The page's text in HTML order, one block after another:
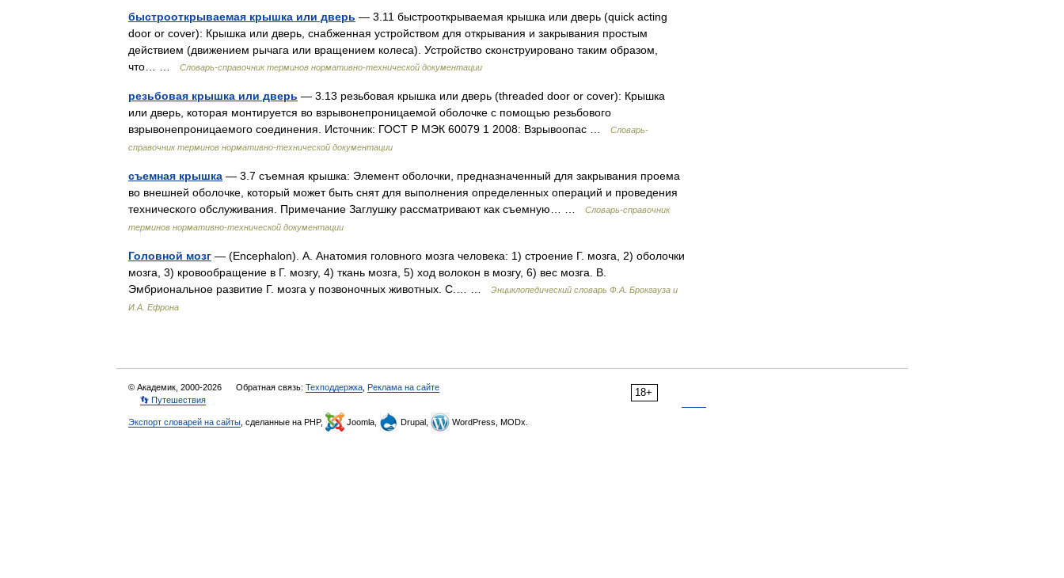
быстрооткрываемая крышка или дверь — 3.11 быстрооткрываемая крышка или дверь (quick acting
door or cover): Крышка или дверь, снабженная устройством для открывания и закрывания простым
действием (движением рычага или вращением колеса). Устройство сконструировано таким образом,
что… …
Словарь-справочник терминов нормативно-технической документации
резьбовая крышка или дверь — 3.13 резьбовая крышка или дверь (threaded door or cover): Крышка
или дверь, которая монтируется во взрывонепроницаемой оболочке с помощью резьбового
взрывонепроницаемого соединения. Источник: ГОСТ Р МЭК 60079 1 2008: Взрывоопас …
Словарь-
справочник терминов нормативно-технической документации
съемная крышка — 3.7 съемная крышка: Элемент оболочки, предназначенный для закрывания проема
во внешней оболочке, который может быть снят для выполнения определенных операций и проведения
технического обслуживания. Примечание Заглушку рассматривают как съемную… …
Словарь-справочник
терминов нормативно-технической документации
Головной мозг — (Encephalon). А. Анатомия головного мозга человека: 1) строение Г. мозга, 2) оболочки
мозга, 3) кровообращение в Г. мозгу, 4) ткань мозга, 5) ход волокон в мозгу, 6) вес мозга. В.
Эмбриональное развитие Г. мозга у позвоночных животных. С.… …
Энциклопедический словарь Ф.А. Брокгауза и
И.А. Ефрона
18+
© Академик, 2000-2026 Обратная связь: Техподдержка Реклама на сайте
👣 Путешествия
Экспорт словарей на сайты , сделанные на PHP, Joomla, Drupal, WordPress, MODx.